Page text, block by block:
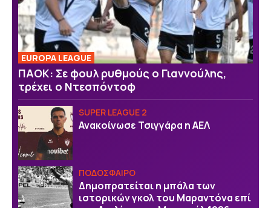
EUROPA LEAGUE
ΠΑΟΚ: Σε φουλ ρυθμούς ο Γιαννούλης,
τρέχει ο Ντεσπόντοφ
SUPER LEAGUE 2
Ανακοίνωσε Τσιγγάρα η ΑΕΛ
ΠΟΔΟΣΦΑΙΡΟ
Δημοπρατείται η μπάλα των
ιστορικών γκολ του Μαραντόνα επί